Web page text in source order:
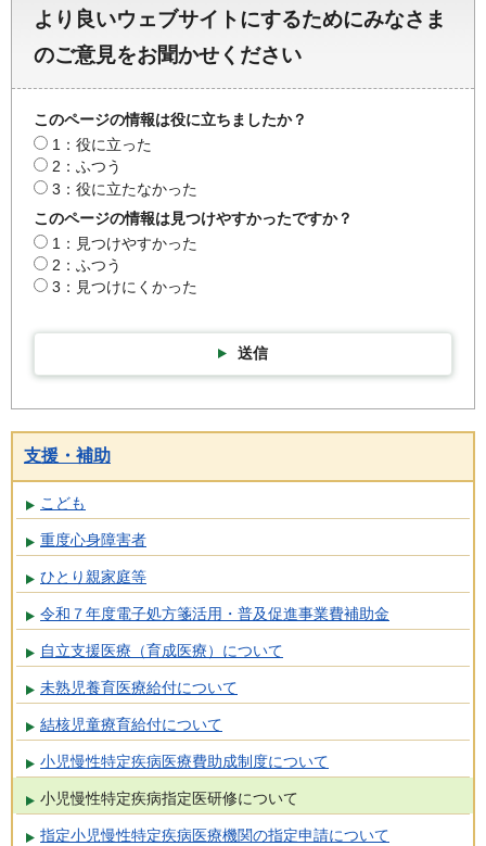
より良いウェブサイトにするためにみなさま
のご意見をお聞かせください
このページの情報は役に立ちましたか？
1：役に立った
2：ふつう
3：役に立たなかった
このページの情報は見つけやすかったですか？
1：見つけやすかった
2：ふつう
3：見つけにくかった
送信
支援・補助
こども
重度心身障害者
ひとり親家庭等
令和７年度電子処方箋活用・普及促進事業費補助金
自立支援医療（育成医療）について
未熟児養育医療給付について
結核児童療育給付について
小児慢性特定疾病医療費助成制度について
小児慢性特定疾病指定医研修について
指定小児慢性特定疾病医療機関の指定申請について